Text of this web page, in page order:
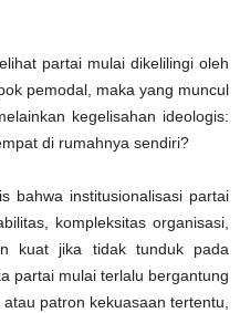
partai mulai dikelilingi oleh
pemodal, maka yang muncul
kegelisahan ideologis:
di rumahnya sendiri?
bahwa institusionalisasi partai
kompleksitas organisasi,
kuat jika tidak tunduk pada
partai mulai terlalu bergantung
patron kekuasaan tertentu,